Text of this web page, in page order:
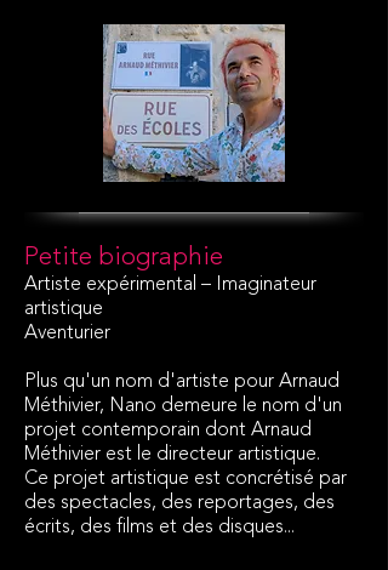
Petite biographie
Artiste expérimental – Imaginateur
artistique
Aventurier
Plus qu'un nom d'artiste pour Arnaud
Méthivier, Nano demeure le nom d'un
projet contemporain dont Arnaud
Méthivier est le directeur artistique.
Ce projet artistique est concrétisé par
des spectacles, des reportages, des
écrits, des films et des disques...